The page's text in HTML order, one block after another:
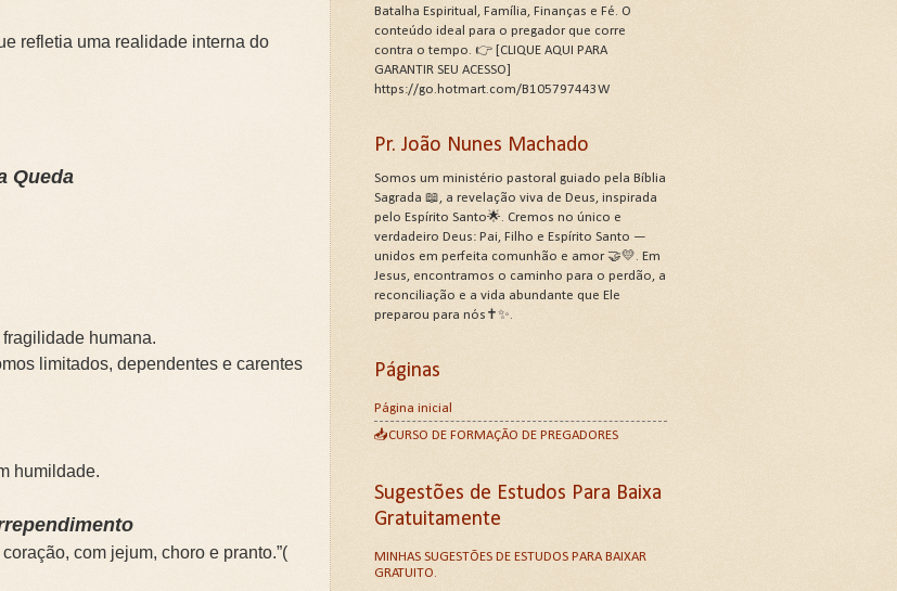
refletia uma realidade interna do
Queda
humana.
limitados, dependentes e carentes
humildade.
com jejum, choro e pranto.”(
Batalha Espiritual, Família, Finanças e Fé. O
conteúdo ideal para o pregador que corre
contra o tempo. 👉 [CLIQUE AQUI PARA
GARANTIR SEU ACESSO]
https://go.hotmart.com/B105797443W
Pr. João Nunes Machado
Somos um ministério pastoral guiado pela Bíblia
Sagrada 📖, a revelação viva de Deus, inspirada
pelo Espírito Santo🌟. Cremos no único e
verdadeiro Deus: Pai, Filho e Espírito Santo —
unidos em perfeita comunhão e amor 🤝💛. Em
Jesus, encontramos o caminho para o perdão, a
reconciliação e a vida abundante que Ele
preparou para nós✝️✨.
Páginas
Página inicial
📥CURSO DE FORMAÇÃO DE PREGADORES
Sugestões de Estudos Para Baixa
Gratuitamente
MINHAS SUGESTÕES DE ESTUDOS PARA BAIXAR
GRATUITO.